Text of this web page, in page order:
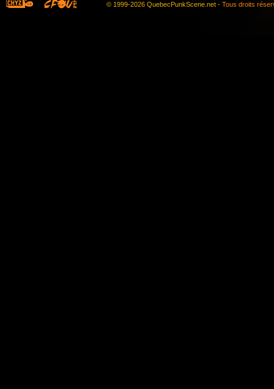
© 1999-2026 QuebecPunkScene.net - Tous droits